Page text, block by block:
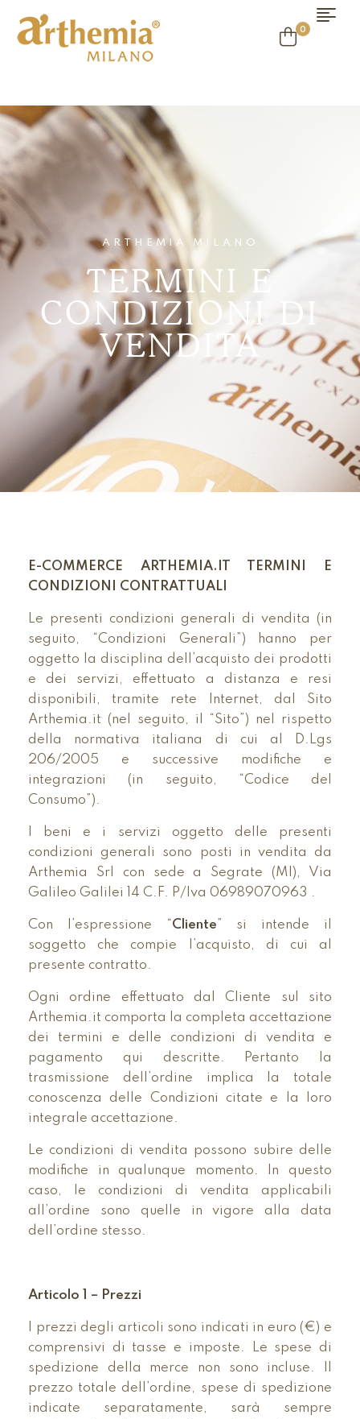
0
ARTHEMIA MILANO
TERMINI E
CONDIZIONI DI
VENDITA
E-COMMERCE ARTHEMIA.IT TERMINI E
CONDIZIONI CONTRATTUALI
Le presenti condizioni generali di vendita (in
seguito, “Condizioni Generali”) hanno per
oggetto la disciplina dell’acquisto dei prodotti
e dei servizi, effettuato a distanza e resi
disponibili, tramite rete Internet, dal Sito
Arthemia.it (nel seguito, il “Sito”) nel rispetto
della normativa italiana di cui al D.Lgs
206/2005 e successive modifiche e
integrazioni (in seguito, “Codice del
Consumo”).
I beni e i servizi oggetto delle presenti
condizioni generali sono posti in vendita da
Arthemia Srl con sede a Segrate (MI), Via
Galileo Galilei 14 C.F. P/Iva 06989070963 .
Con l’espressione “Cliente” si intende il
soggetto che compie l’acquisto, di cui al
presente contratto.
Ogni ordine effettuato dal Cliente sul sito
Arthemia.it comporta la completa accettazione
dei termini e delle condizioni di vendita e
pagamento qui descritte. Pertanto la
trasmissione dell’ordine implica la totale
conoscenza delle Condizioni citate e la loro
integrale accettazione.
Le condizioni di vendita possono subire delle
modifiche in qualunque momento. In questo
caso, le condizioni di vendita applicabili
all’ordine sono quelle in vigore alla data
dell’ordine stesso.
Articolo 1 – Prezzi
I prezzi degli articoli sono indicati in euro (€) e
comprensivi di tasse e imposte. Le spese di
spedizione della merce non sono incluse. Il
prezzo totale dell’ordine, spese di spedizione
indicate separatamente, sarà sempre